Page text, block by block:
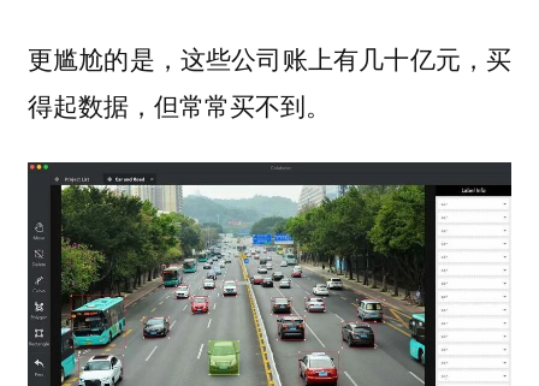
更尴尬的是，这些公司账上有几十亿元，买
得起数据，但常常买不到。